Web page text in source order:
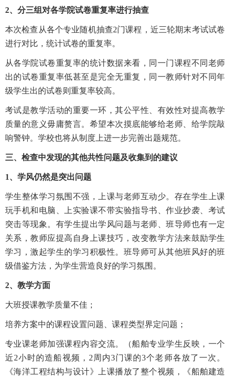
2、分三组对各学院试卷重复率进行抽查
本次检查从各个专业随机抽查2门课程，近三轮期末考试试卷
进行对比，统计试卷的重复率。
从各学院试卷重复率的统计数据来看，同一门课程不同老师
出的试卷重复率低甚至是完全无重复，同一教师针对不同年
级学生出的试卷则重复率较高。
考试是教学活动的重要一环，其公平性、有效性对提高教学
质量的意义毋庸赘言。希望本次摸底能够给老师、给学院敲
响警钟。学校也将从制度上进一步完善出题规范。
三、 检查中发现的其他共性问题及收集到的建议
1、学风仍然是突出问题
学生整体学习氛围不强，上课与老师互动少。存在学生上课
玩手机和电脑、上实验课不带实验指导书、作业抄袭、考试
突击等现象。有学生提出学风问题与老师、班导师也有一定
关系，教师应提高自身上课技巧，改变教学方法来鼓励学生
学习，激起学生的学习积极性。班导师可从其他班风好的班
级借鉴方法，为学生营造良好的学习氛围。
2、教学方面
大班授课教学质量不佳；
培养方案中的课程设置问题、课程类型界定问题；
专业课老师加强课程内容交流。（船舶专业学生反映，一个
近2小时的造船视频，2周内3门课的3个老师各放了一次。
《海洋工程结构与设计》上课播放了整个视频，《船舶建造